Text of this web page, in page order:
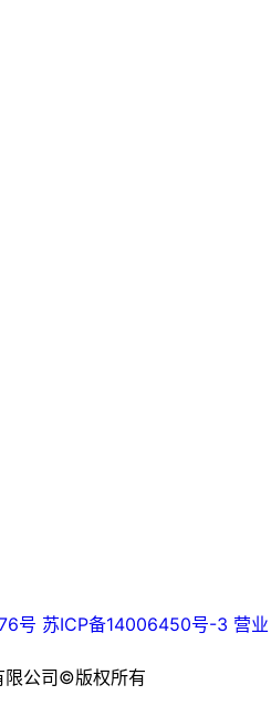
号 苏ICP备14006450号-3 营业
限公司©版权所有